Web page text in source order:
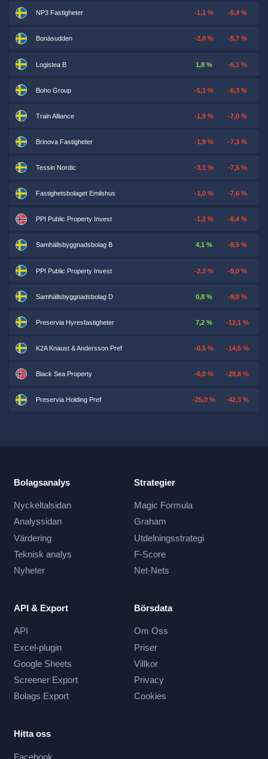
NP3 Fastigheter -1,1 % -5,4 %
Bonäsudden -2,0 % -5,7 %
Logistea B 1,8 % -6,1 %
Boho Group -5,1 % -6,3 %
Train Alliance -1,9 % -7,0 %
Brinova Fastigheter -1,9 % -7,3 %
Tessin Nordic -3,1 % -7,5 %
Fastighetsbolaget Emilshus -1,0 % -7,6 %
PPI Public Property Invest -1,2 % -8,4 %
Samhällsbyggnadsbolag B 4,1 % -8,5 %
PPI Public Property Invest -2,2 % -9,0 %
Samhällsbyggnadsbolag D 0,8 % -9,8 %
Preservia Hyresfastigheter 7,2 % -12,1 %
K2A Knaust & Andersson Pref -0,5 % -14,5 %
Black Sea Property -6,0 % -29,8 %
Preservia Holding Pref -25,0 % -42,3 %
Bolagsanalys
Nyckeltalsidan
Analyssidan
Värdering
Teknisk analys
Nyheter
Strategier
Magic Formula
Graham
Utdelningsstrategi
F-Score
Net-Nets
API & Export
API
Excel-plugin
Google Sheets
Screener Export
Bolags Export
Börsdata
Om Oss
Priser
Villkor
Privacy
Cookies
Hitta oss
Facebook